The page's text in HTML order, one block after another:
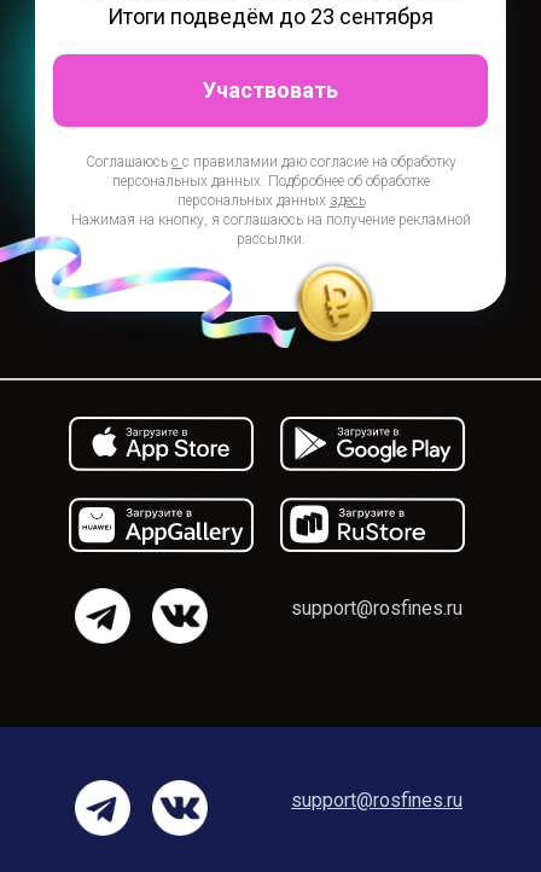
Итоги подведём до 23 сентября
Участвовать
Соглашаюсь с с правиламии даю согласие на обработку
персональных данных. Подбробнее об обработке
персональных данных здесь
Нажимая на кнопку, я соглашаюсь на получение рекламной
рассылки.
support@rosfines.ru
support@rosfines.ru